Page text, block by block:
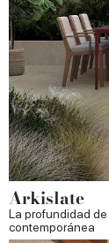
Arkislate
La profundidad
contemporánea